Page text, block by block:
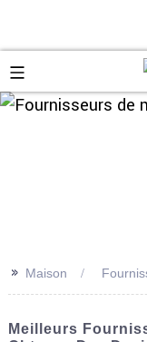
>> Maison
Meilleurs